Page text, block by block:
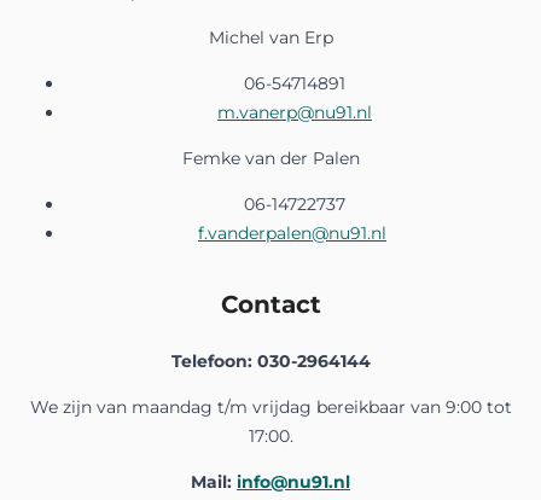
Michel van Erp
06-54714891
m.vanerp@nu91.nl
Femke van der Palen
06-14722737
f.vanderpalen@nu91.nl
Contact
Telefoon: 030-2964144
We zijn van maandag t/m vrijdag bereikbaar van 9:00 tot
17:00.
Mail: info@nu91.nl